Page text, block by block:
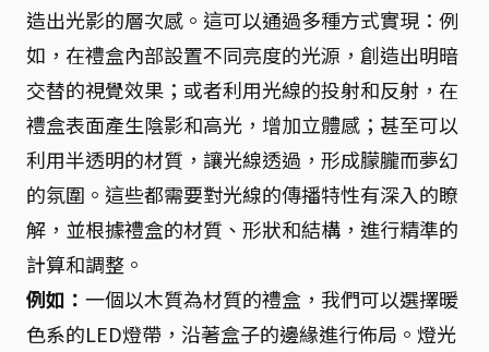
造出光影的層次感。這可以通過多種方式實現：例
如，在禮盒內部設置不同亮度的光源，創造出明暗
交替的視覺效果；或者利用光線的投射和反射，在
禮盒表面產生陰影和高光，增加立體感；甚至可以
利用半透明的材質，讓光線透過，形成朦朧而夢幻
的氛圍。這些都需要對光線的傳播特性有深入的瞭
解，並根據禮盒的材質、形狀和結構，進行精準的
計算和調整。
例如： 一個以木質為材質的禮盒，我們可以選擇暖
色系的LED燈帶，沿著盒子的邊緣進行佈局。燈光